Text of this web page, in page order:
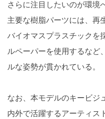
さらに注目したいのが環境
主要な樹脂パーツには、再
バイオマスプラスチックを
ルペーパーを使用するなど
ルな姿勢が貫かれている。
なお、本モデルのキービジ
内外で活躍するアーティス